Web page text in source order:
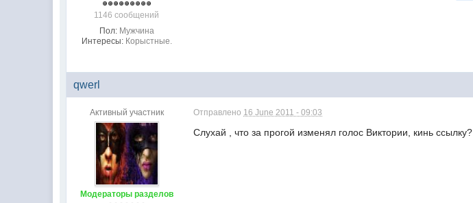
1146 сообщений
Пол: Мужчина
Интересы: Корыстные.
qwerl
Активный участник
Модераторы разделов
Отправлено 16 June 2011 - 09:03
Слухай , что за прогой изменял голос Виктории, кинь ссылку?